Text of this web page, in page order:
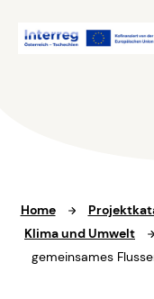
Home
Klima und Umwelt
gemeinsames